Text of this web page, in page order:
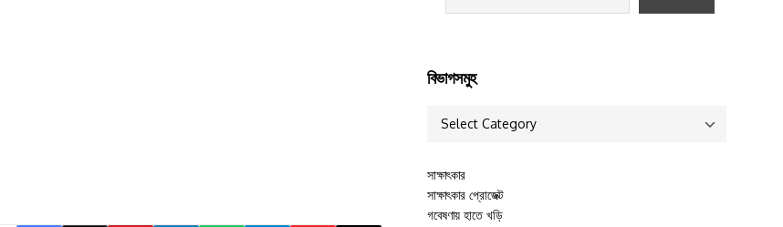
বিভাগসমুহ
সাক্ষাৎকার
সাক্ষাৎকার প্রোজেক্ট
গবেষণায় হাতে খড়ি